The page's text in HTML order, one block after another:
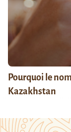
Pourquoi le
Kazakhstan